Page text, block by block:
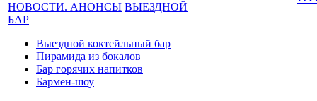
НОВОСТИ. АНОНСЫ ВЫЕЗДНОЙ
БАР
Выездной коктейльный бар
Пирамида из бокалов
Бар горячих напитков
Бармен-шоу